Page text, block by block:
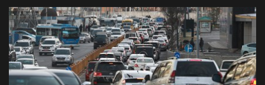
2022-08-02
Вакцинд хамрагдсанаар хүүхдүүд нийтээр
өвдөхгүй, халдвар дамжилт саарч, хичээл
сургууль тасалдахгүй
2022-07-16